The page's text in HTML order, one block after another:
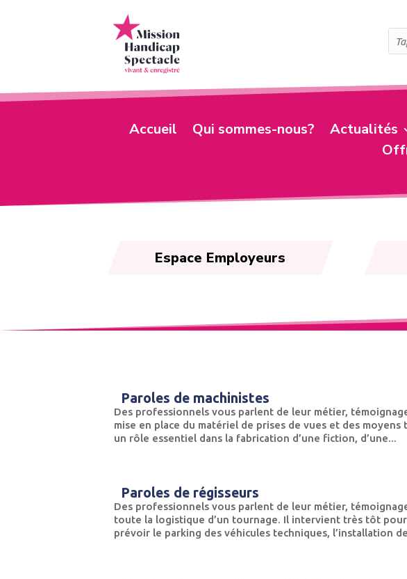
Accueil Qui sommes-nous? Actualités
Espace Employeurs
Paroles de machinistes
Des professionnels vous parlent de leur métier,
mise en place du matériel de prises de vues et des
un rôle essentiel dans la fabrication d’une fiction, d’une...
Paroles de régisseurs
Des professionnels vous parlent de leur métier,
toute la logistique d’un tournage. Il intervient très tôt
prévoir le parking des véhicules techniques, l’installation